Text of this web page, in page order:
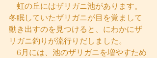
虹の丘にはザリガニ池があります。
冬眠していたザリガニが目を覚まして
動き出すのを見つけると、にわかにザ
リガニ釣りが流行りだしました。
6月には、池のザリガニを増やすため